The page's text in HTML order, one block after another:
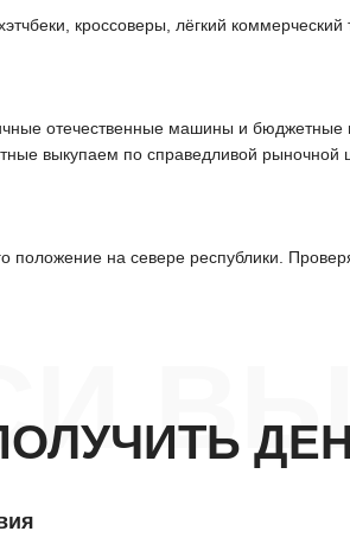
кроссоверы, лёгкий коммерческий
отечественные машины и
выкупаем по справедливой рыночной
на севере республики.